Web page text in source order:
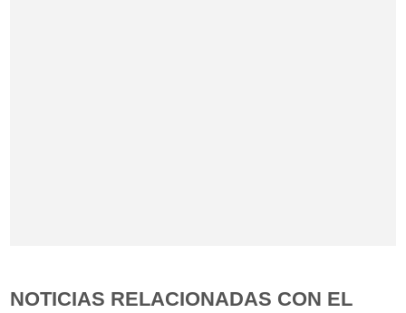
NOTICIAS RELACIONADAS CON EL